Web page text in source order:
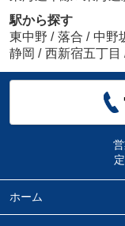
駅から探す
東中野 / 落合 / 中野
静岡 / 西新宿五丁目
ホーム